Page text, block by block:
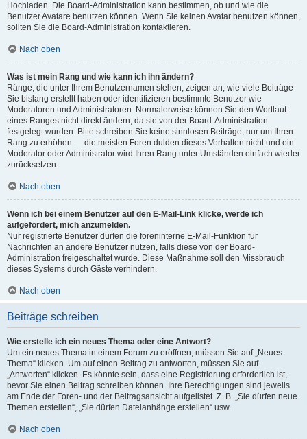
Hochladen. Die Board-Administration kann bestimmen, ob und wie die
Benutzer Avatare benutzen können. Wenn Sie keinen Avatar benutzen können,
sollten Sie die Board-Administration kontaktieren.
Nach oben
Was ist mein Rang und wie kann ich ihn ändern?
Ränge, die unter Ihrem Benutzernamen stehen, zeigen an, wie viele Beiträge
Sie bislang erstellt haben oder identifizieren bestimmte Benutzer wie
Moderatoren und Administratoren. Normalerweise können Sie den Wortlaut
eines Ranges nicht direkt ändern, da sie von der Board-Administration
festgelegt wurden. Bitte schreiben Sie keine sinnlosen Beiträge, nur um Ihren
Rang zu erhöhen — die meisten Foren dulden dieses Verhalten nicht und ein
Moderator oder Administrator wird Ihren Rang unter Umständen einfach wieder
zurücksetzen.
Nach oben
Wenn ich bei einem Benutzer auf den E-Mail-Link klicke, werde ich
aufgefordert, mich anzumelden.
Nur registrierte Benutzer dürfen die foreninterne E-Mail-Funktion für
Nachrichten an andere Benutzer nutzen, falls diese von der Board-
Administration freigeschaltet wurde. Diese Maßnahme soll den Missbrauch
dieses Systems durch Gäste verhindern.
Nach oben
Beiträge schreiben
Wie erstelle ich ein neues Thema oder eine Antwort?
Um ein neues Thema in einem Forum zu eröffnen, müssen Sie auf „Neues
Thema“ klicken. Um auf einen Beitrag zu antworten, müssen Sie auf
„Antworten“ klicken. Es könnte sein, dass eine Registrierung erforderlich ist,
bevor Sie einen Beitrag schreiben können. Ihre Berechtigungen sind jeweils
am Ende der Foren- und der Beitragsansicht aufgelistet. Z. B. „Sie dürfen neue
Themen erstellen“, „Sie dürfen Dateianhänge erstellen“ usw.
Nach oben